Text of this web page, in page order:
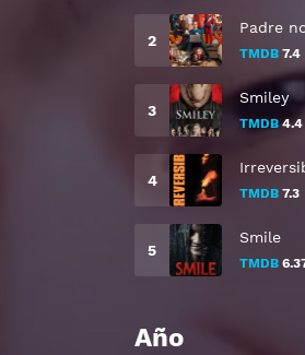
Padre
TMDB 7.4
Smiley
TMDB4.4
TMDB 7.3
Smile
TMDB
Año